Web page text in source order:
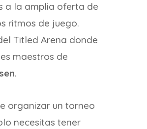
a la amplia oferta de
ritmos de juego.
Titled Arena donde
maestros de
.
organizar un torneo
necesitas tener